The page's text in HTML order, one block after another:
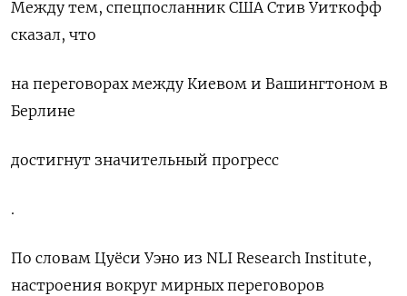
Между тем, спецпосланник США Стив Уиткофф
сказал, что
на переговорах между Киевом и Вашингтоном в
Берлине
достигнут значительный прогресс
.
По словам Цуёси Уэно из NLI Research Institute,
настроения вокруг мирных переговоров